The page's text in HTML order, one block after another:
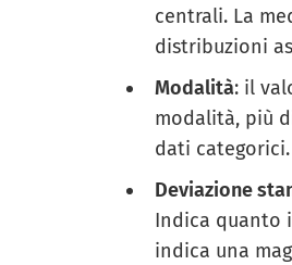
centrali. La
distribuzioni
Modalità: il
modalità, più
dati categorici.
Deviazione
Indica quanto
indica una